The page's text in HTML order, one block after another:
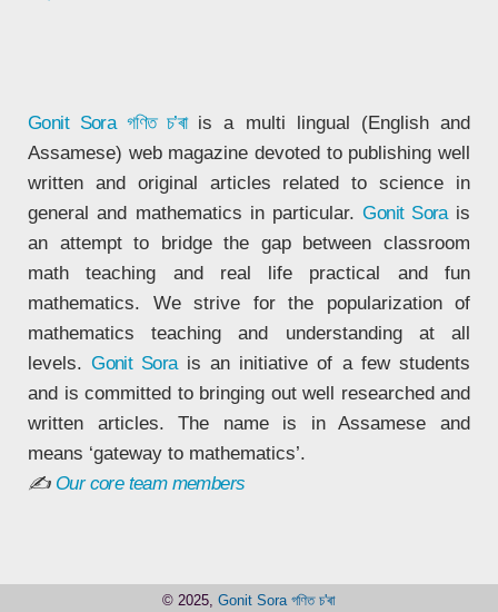
Gonit Sora গণিত চ’ৰাis a multi lingual (English and
Assamese) web magazine devoted to publishing well
written and original articles related to science in
general and mathematics in particular.Gonit Sorais
an attempt to bridge the gap between classroom
math teaching and real life practical and fun
mathematics. We strive for the popularization of
mathematics teaching and understanding at all
levels.Gonit Sorais an initiative of a few students
and is committed to bringing out well researched and
written articles. The name is in Assamese and
means ‘gateway to mathematics’.
✍ Our core team members
© 2025, Gonit Sora গণিত চ'ৰা